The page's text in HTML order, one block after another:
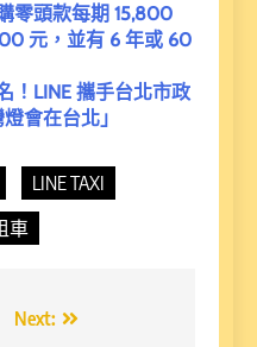
零頭款每期 15,800
元，並有 6 年或 60
！LINE 攜手台北市政
會在台北」
LINE TAXI
車
Next: